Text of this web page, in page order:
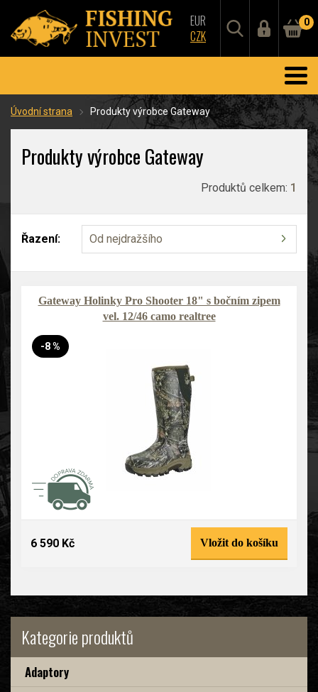
EUR
CZK
0
Úvodní strana Produkty výrobce Gateway
Kategorie produktů
Adaptory
Produkty výrobce Gateway
Produktů celkem: 1
Řazení: Od nejdražšího
Gateway Holinky Pro Shooter 18" s bočním zipem
vel. 12/46 camo realtree
-8 %
6 590 Kč Vložit do košíku